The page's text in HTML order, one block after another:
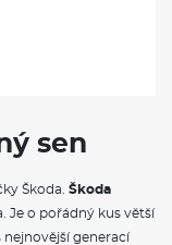
sen
Škoda. Škoda
Je o pořádný kus větší
nejnovější generací